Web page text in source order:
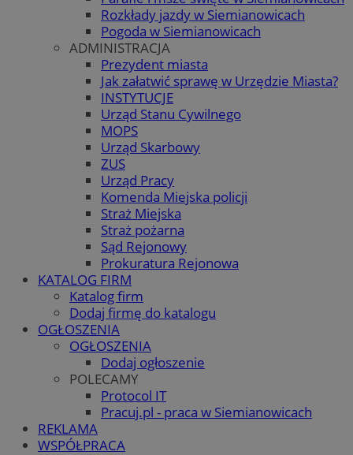
Rozkłady jazdy w Siemianowicach
Pogoda w Siemianowicach
ADMINISTRACJA
Prezydent miasta
Jak załatwić sprawę w Urzędzie Miasta?
INSTYTUCJE
Urząd Stanu Cywilnego
MOPS
Urząd Skarbowy
ZUS
Urząd Pracy
Komenda Miejska policji
Straż Miejska
Straż pożarna
Sąd Rejonowy
Prokuratura Rejonowa
KATALOG FIRM
Katalog firm
Dodaj firmę do katalogu
OGŁOSZENIA
OGŁOSZENIA
Dodaj ogłoszenie
POLECAMY
Protocol IT
Pracuj.pl - praca w Siemianowicach
REKLAMA
WSPÓŁPRACA